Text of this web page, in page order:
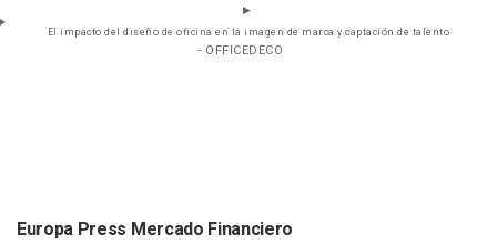
El impacto del diseño de oficina en la imagen de marca y captación de talento
- OFFICEDECO
Europa Press Mercado Financiero